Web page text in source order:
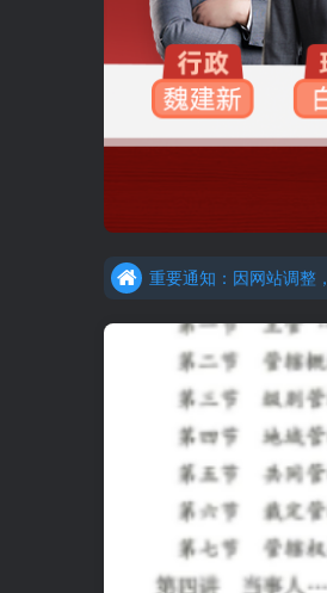
重要通知：因网站调
更新提示：已经更新
重要通知：因网站调整